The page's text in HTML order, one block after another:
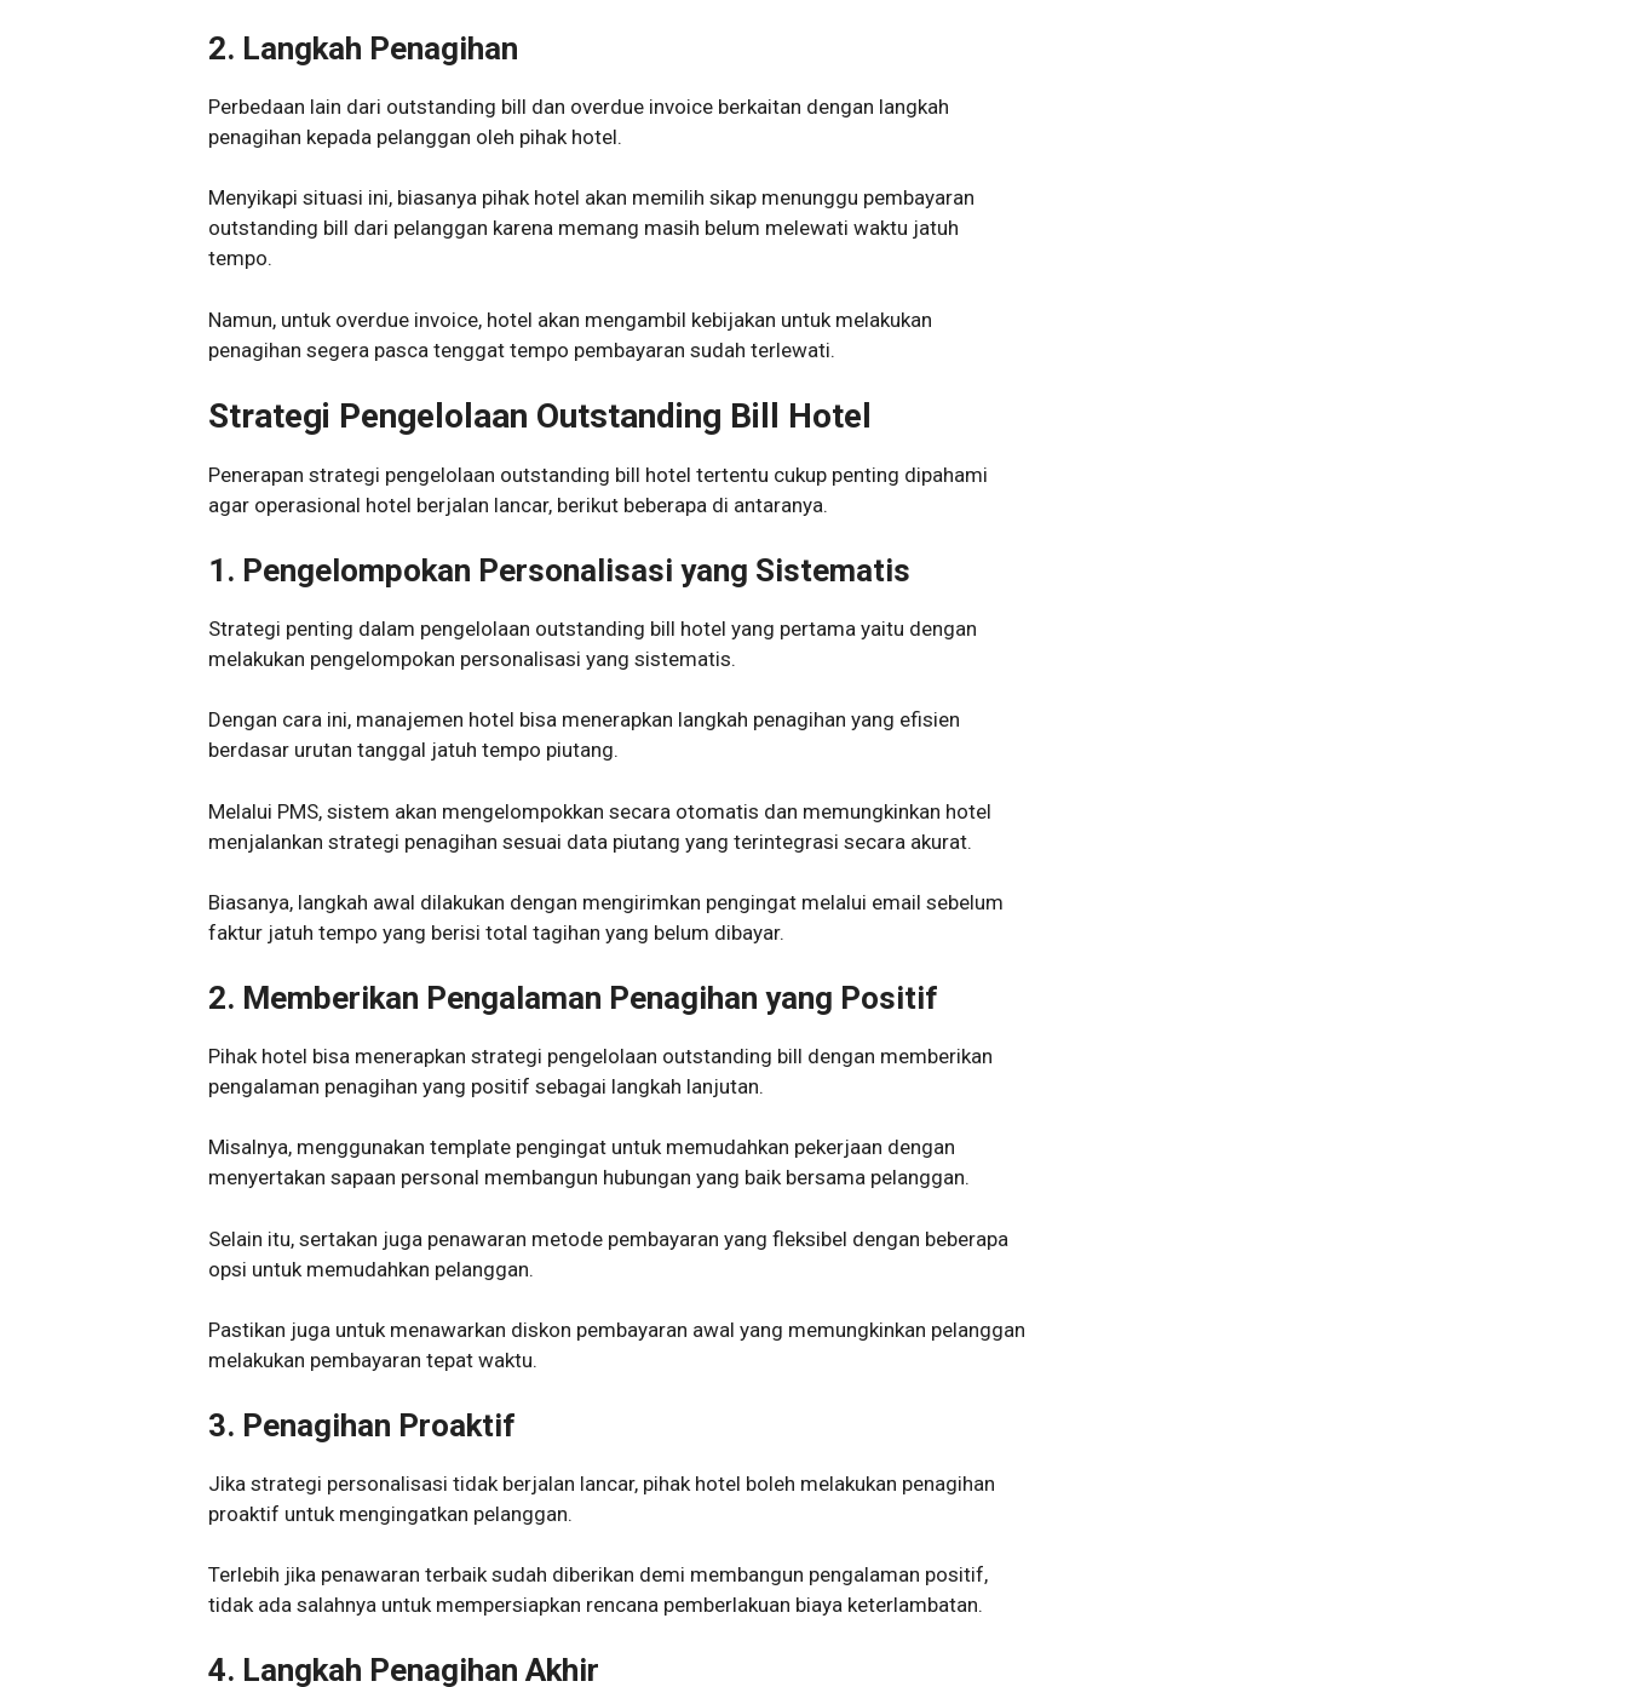
2. Langkah Penagihan
Perbedaan lain dari outstanding bill dan overdue invoice berkaitan dengan langkah
penagihan kepada pelanggan oleh pihak hotel.
Menyikapi situasi ini, biasanya pihak hotel akan memilih sikap menunggu pembayaran
outstanding bill dari pelanggan karena memang masih belum melewati waktu jatuh
tempo.
Namun, untuk overdue invoice, hotel akan mengambil kebijakan untuk melakukan
penagihan segera pasca tenggat tempo pembayaran sudah terlewati.
Strategi Pengelolaan Outstanding Bill Hotel
Penerapan strategi pengelolaan outstanding bill hotel tertentu cukup penting dipahami
agar operasional hotel berjalan lancar, berikut beberapa di antaranya.
1. Pengelompokan Personalisasi yang Sistematis
Strategi penting dalam pengelolaan outstanding bill hotel yang pertama yaitu dengan
melakukan pengelompokan personalisasi yang sistematis.
Dengan cara ini, manajemen hotel bisa menerapkan langkah penagihan yang efisien
berdasar urutan tanggal jatuh tempo piutang.
Melalui PMS, sistem akan mengelompokkan secara otomatis dan memungkinkan hotel
menjalankan strategi penagihan sesuai data piutang yang terintegrasi secara akurat.
Biasanya, langkah awal dilakukan dengan mengirimkan pengingat melalui email sebelum
faktur jatuh tempo yang berisi total tagihan yang belum dibayar.
2. Memberikan Pengalaman Penagihan yang Positif
Pihak hotel bisa menerapkan strategi pengelolaan outstanding bill dengan memberikan
pengalaman penagihan yang positif sebagai langkah lanjutan.
Misalnya, menggunakan template pengingat untuk memudahkan pekerjaan dengan
menyertakan sapaan personal membangun hubungan yang baik bersama pelanggan.
Selain itu, sertakan juga penawaran metode pembayaran yang fleksibel dengan beberapa
opsi untuk memudahkan pelanggan.
Pastikan juga untuk menawarkan diskon pembayaran awal yang memungkinkan pelanggan
melakukan pembayaran tepat waktu.
3. Penagihan Proaktif
Jika strategi personalisasi tidak berjalan lancar, pihak hotel boleh melakukan penagihan
proaktif untuk mengingatkan pelanggan.
Terlebih jika penawaran terbaik sudah diberikan demi membangun pengalaman positif,
tidak ada salahnya untuk mempersiapkan rencana pemberlakuan biaya keterlambatan.
4. Langkah Penagihan Akhir